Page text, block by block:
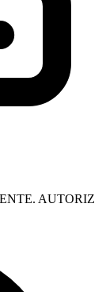
AUTORIZ